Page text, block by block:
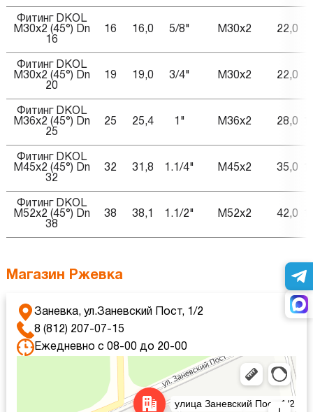
Фитинг DKOL
M30x2 (45°) Dn
16
16 16,0 5/8" M30x2 22,0
Фитинг DKOL
M30x2 (45°) Dn
20
19 19,0 3/4" M30x2 22,0
Фитинг DKOL
M36x2 (45°) Dn
25
25 25,4 1" M36x2 28,0
Фитинг DKOL
M45x2 (45°) Dn
32
32 31,8 1.1/4" M45x2 35,0
Фитинг DKOL
M52x2 (45°) Dn
38
38 38,1 1.1/2" M52x2 42,0
Магазин Ржевка
Заневка, ул.Заневский Пост, 1/2
8 (812) 207-07-15
Ежедневно с 08-00 до 20-00
Яндекс Карты — транспорт, навигация, поиск мест